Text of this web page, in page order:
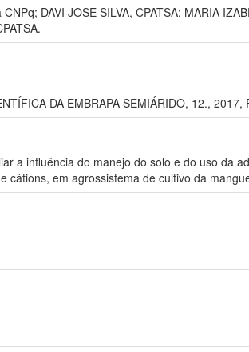
DAVI JOSE SILVA, CPATSA; MARIA
DA EMBRAPA SEMIÁRIDO, 12.,
a influência do manejo do solo e do uso da
cátions, em agrossistema de cultivo da